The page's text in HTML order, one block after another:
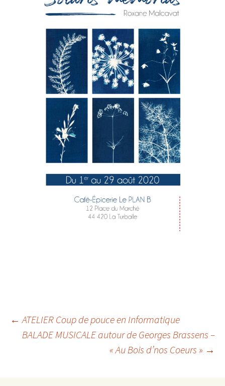
Navigation
des
← ATELIER Coup de pouce en Informatique
BALADE MUSICALE autour de Georges Brassens –
« Au Bois d’nos Coeurs » →